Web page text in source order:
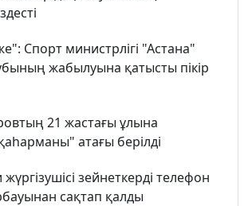
Спорт министрлігі "Астана"
жабылуына қатысты пікір
21 жастағы ұлына
атағы берілді
зейнеткерді телефон
сақтап қалды